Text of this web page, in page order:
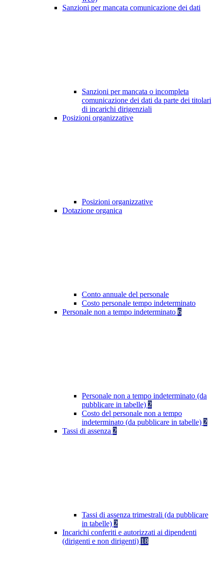
Sanzioni per mancata comunicazione dei dati
Sanzioni per mancata o incompleta
comunicazione dei dati da parte dei titolari
di incarichi dirigenziali
Posizioni organizzative
Posizioni organizzative
Dotazione organica
Conto annuale del personale
Costo personale tempo indeterminato
Personale non a tempo indeterminato 6
Personale non a tempo indeterminato (da
pubblicare in tabelle) 2
Costo del personale non a tempo
indeterminato (da pubblicare in tabelle) 2
Tassi di assenza 2
Tassi di assenza trimestrali (da pubblicare
in tabelle) 2
Incarichi conferiti e autorizzati ai dipendenti
(dirigenti e non dirigenti) 18